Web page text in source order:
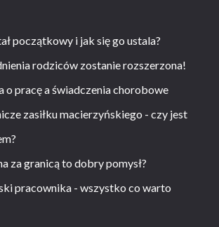
początkowy i jak się go ustala?
rodziców zostanie rozszerzona!
o pracę a świadczenia chorobowe
zasiłku macierzyńskiego - czy jest
za granicą to dobry pomysł?
pracownika - wszystko co warto